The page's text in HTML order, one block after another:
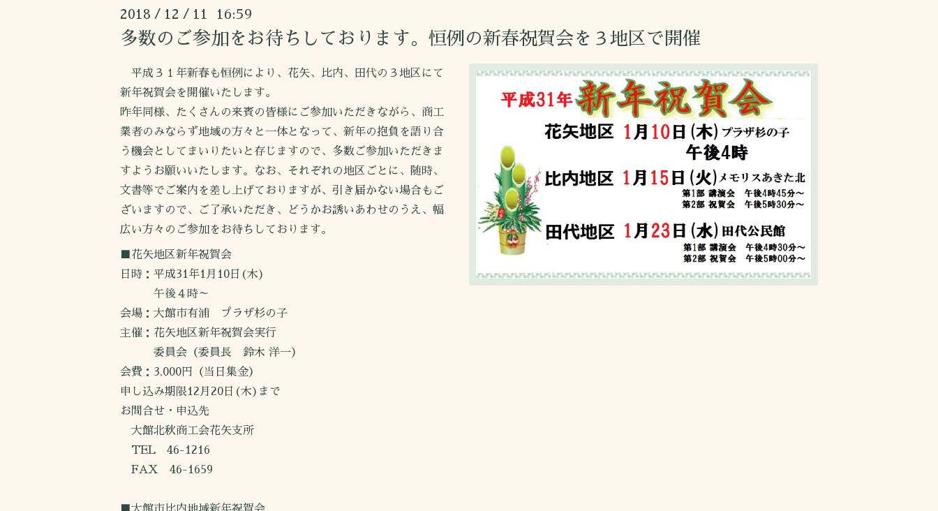
2018 / 12 / 11 16:59
多数のご参加をお待ちしております。恒例の新春祝賀会を３地区で開催
平成３１年新春も恒例により、花矢、比内、田代の３地区にて
新年祝賀会を開催いたします。
昨年同様、たくさんの来賓の皆様にご参加いただきながら、商工
業者のみならず地域の方々と一体となって、新年の抱負を語り合
う機会としてまいりたいと存じますので、多数ご参加いただきま
すようお願いいたします。なお、それぞれの地区ごとに、随時、
文書等でご案内を差し上げておりますが、引き届かない場合もご
ざいますので、ご了承いただき、どうかお誘いあわせのうえ、幅
広い方々のご参加をお待ちしております。
■花矢地区新年祝賀会
日時：平成31年1月10日(木)
午後４時～
会場：大館市有浦 プラザ杉の子
主催：花矢地区新年祝賀会実行
委員会（委員長 鈴木 洋一）
会費：3,000円（当日集金）
申し込み期限12月20日(木)まで
お問合せ・申込先
大館北秋商工会花矢支所
TEL 46-1216
FAX 46-1659
■大館市比内地域新年祝賀会